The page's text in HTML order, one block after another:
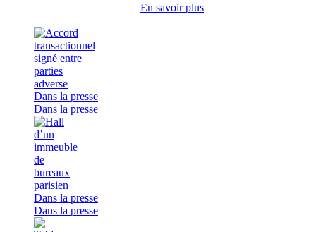
En savoir plus
Dans la presse
Dans la presse
Dans la presse
Dans la presse